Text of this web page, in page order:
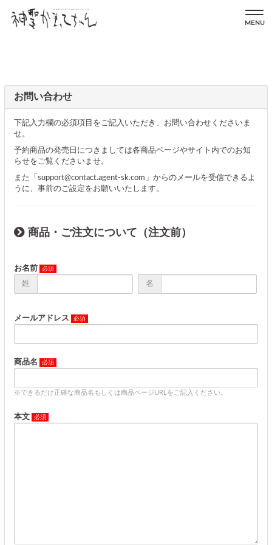
MENU
お問い合わせ
下記入力欄の必須項目をご記入いただき、お問い合わせくださいま
せ。
予約商品の発売日につきましては各商品ページやサイト内でのお知
らせをご覧くださいませ。
また「support@contact.agent-sk.com」からのメールを受信できるよ
うに、事前のご設定をお願いいたします。
商品・ご注文について（注文前）
お名前
姓
名
メールアドレス
商品名
※できるだけ正確な商品名もしくは商品ページURLをご記入ください。
本文